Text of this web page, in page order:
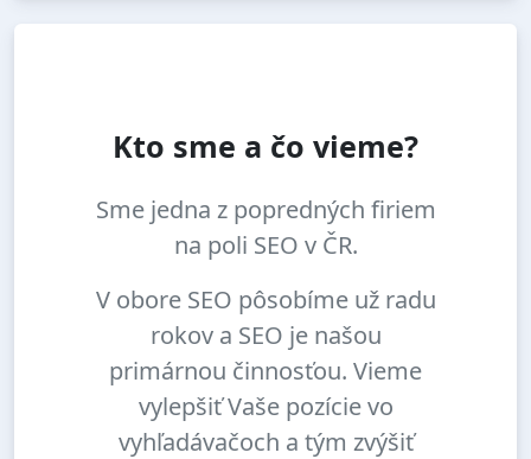
Kto sme a čo vieme?
Sme jedna z popredných firiem
na poli SEO v ČR.
V obore SEO pôsobíme už radu
rokov a SEO je našou
primárnou činnosťou. Vieme
vylepšiť Vaše pozície vo
vyhľadávačoch a tým zvýšiť